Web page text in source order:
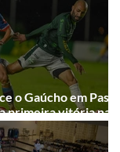
o Gaúcho em Passo
primeira vitória na